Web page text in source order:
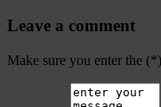
Leave a comment
Make sure you enter the